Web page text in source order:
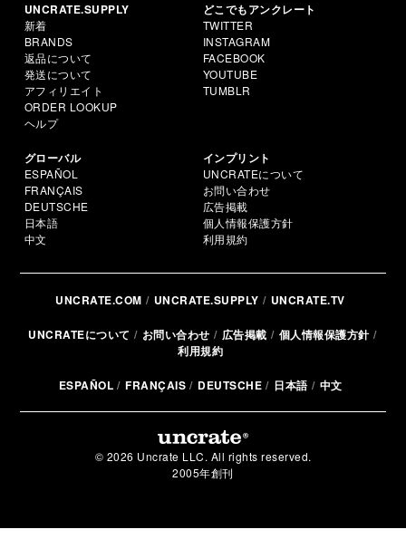
UNCRATE.SUPPLY
新着
BRANDS
返品について
発送について
アフィリエイト
ORDER LOOKUP
ヘルプ
どこでもアンクレート
TWITTER
INSTAGRAM
FACEBOOK
YOUTUBE
TUMBLR
グローバル
ESPAÑOL
FRANÇAIS
DEUTSCHE
日本語
中文
インプリント
UNCRATEについて
お問い合わせ
広告掲載
個人情報保護方針
利用規約
UNCRATE.COM UNCRATE.SUPPLY UNCRATE.TV
UNCRATEについて お問い合わせ 広告掲載
個人情報保護方針
利用規約
ESPAÑOL FRANÇAIS DEUTSCHE 日本語 中文
© 2026 Uncrate LLC. All rights reserved.
2005年創刊